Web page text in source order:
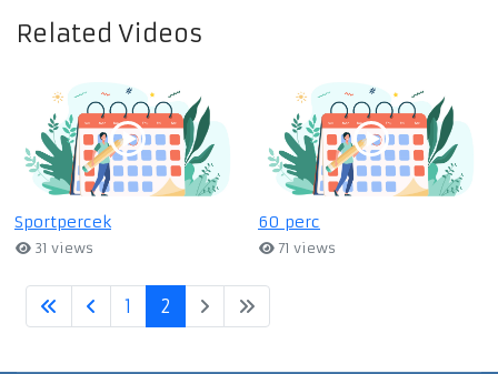
Related Videos
Sportpercek
31 views
60 perc
71 views
1 2